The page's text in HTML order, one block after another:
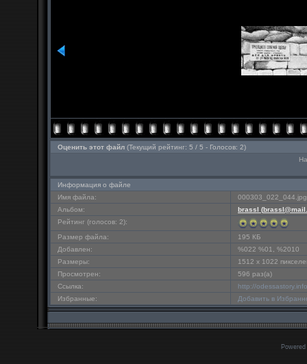
Оценить этот файл (Текущий рейтинг: 5 / 5 - Голосов: 2)
Информация о файле
Имя файла:
000303_022_044.jpg
Альбом:
brassl (
Рейтинг (голосов: 2):
Размер файла:
195 КБ
Добавлен:
%022 %01, %2010
Размеры:
1512 x 1022
Просмотрен:
596 раз(а)
Ссылка:
http://
Избранные:
Добавить в